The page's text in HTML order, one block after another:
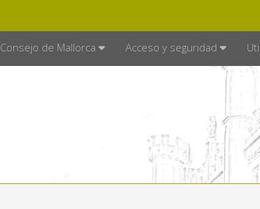
Consejo de Mallorca Acceso y seguridad